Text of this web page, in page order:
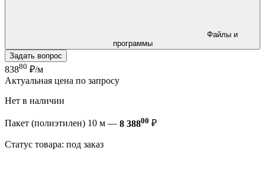
программы
Задать вопрос
83880 ₽/м
Актуальная цена по запросу
Нет в наличии
Пакет (полиэтилен) 10 м — 8 38800 ₽
Статус товара: под заказ